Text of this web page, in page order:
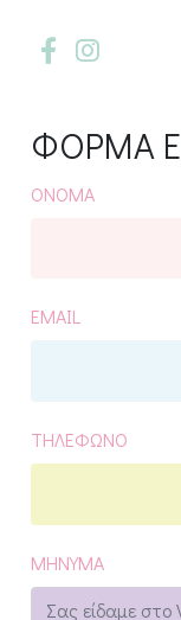
ΦΟΡΜΑ
ΟΝΟΜΑ
EMAIL
ΤΗΛΕΦΩΝΟ
ΜΗΝΥΜΑ